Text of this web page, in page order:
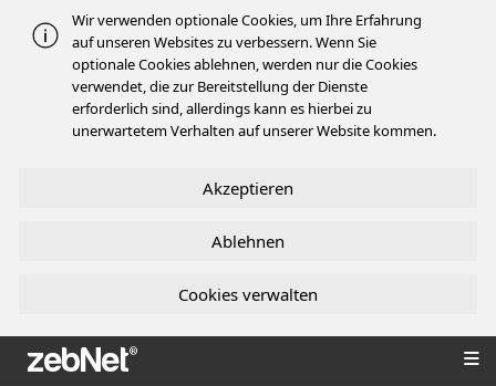
Wir verwenden optionale Cookies, um Ihre Erfahrung
auf unseren Websites zu verbessern. Wenn Sie
optionale Cookies ablehnen, werden nur die Cookies
verwendet, die zur Bereitstellung der Dienste
erforderlich sind, allerdings kann es hierbei zu
unerwartetem Verhalten auf unserer Website kommen.
Akzeptieren
Ablehnen
Cookies verwalten
zebNet®